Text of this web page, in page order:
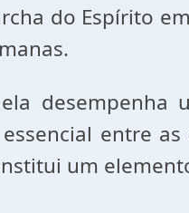
do Espírito
desempenha
entre
um